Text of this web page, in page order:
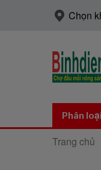
Chọn
Phân
Trang chủ